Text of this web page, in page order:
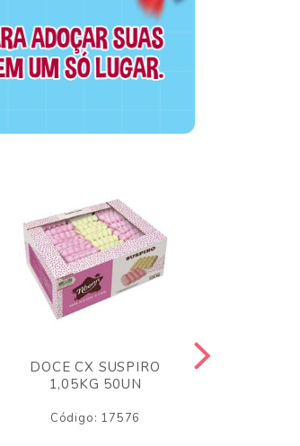
DOCE CX SUSPIRO
1,05KG 50UN
Código: 17576